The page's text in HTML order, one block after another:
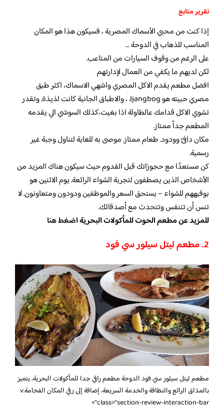
تقرير متابع
إذا كنت من محبي الأسماك المصرية ، فسيكون هذا هو المكان
المناسب للذهاب في الدوحة …
على الرغم من وقوف السيارات من المتاعب.
لكن لديهم ما يكفي من العمال لإدارتهم
افضل مطعم يقدم الاكل المصري واشهي الاسماك، اكثر طبق
مصري حبيته هو Jjangbog ، والاطباق الجانية كانت لذيذة. وتقدر
تشوي الاكل قدامك عالطاولة اذا بغيت،كذلك السوشي الي يقدمه
المطعم جداً ممتاز.
مكان دافئ وودود. طعام ممتاز. موصى به للغاية لتناول وجبة غير
رسمية.
كن مستعدًا مع حجوزاتك قبل القدوم حيث سيكون هناك المزيد من
الأشخاص الذين يصطفون لتجربة الشواء الرائعة. يوم الاثنين هو
بوفيههم للشواء – يستحق السعر والموظفين ودودون ومتعاونون. لا
تنس أن تتنفس وتتحدث مع أصدقائك.
للمزيد عن مطعم الحوت للمأكولات البحريةاضغط هنا
2. مطعم ليتل سيلور سي فود
مطعم ليتل سيلور سي فود الدوحة مطعم راقي جدا للمأكولات البحرية، يتميز
بالمذاق الرائع والنظافة والخدمة السريعة، إضافة إلى رقي المكان الفخامة.v
class=”section-review-interaction-bar”>